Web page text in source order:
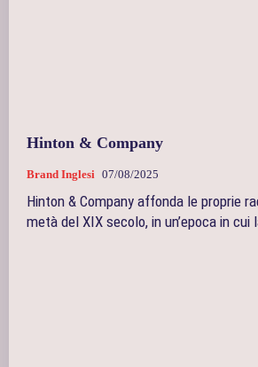
Hinton & Company
Brand Inglesi 07/08/2025
Hinton & Company affonda le proprie
metà del XIX secolo, in un’epoca in cui